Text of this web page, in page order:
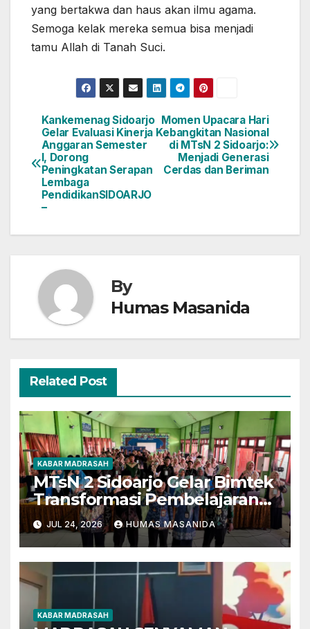
yang bertakwa dan haus akan ilmu agama.
Semoga kelak mereka semua bisa menjadi
tamu Allah di Tanah Suci.
Navigasi
pos
Momen Upacara Hari
Kebangkitan Nasional
di MTsN 2 Sidoarjo:
Menjadi Generasi
Cerdas dan Beriman
Kankemenag Sidoarjo
Gelar Evaluasi Kinerja
Anggaran Semester
I, Dorong
Peningkatan Serapan
Lembaga
PendidikanSIDOARJO
–
By
Humas Masanida
Related Post
KABAR MADRASAH
MTsN 2 Sidoarjo Gelar Bimtek
Transformasi Pembelajaran
Berbasis AI dan Deep
Learning
JUL 24, 2026 HUMAS MASANIDA
KABAR MADRASAH